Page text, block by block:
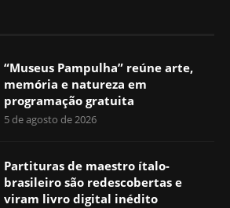
“Museus Pampulha” reúne arte,
memória e natureza em
programação gratuita
5 de agosto de 2026
Partituras de maestro ítalo-
brasileiro são redescobertas e
viram livro digital inédito